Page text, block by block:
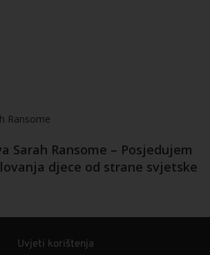
Sarah Ransome – Posjedujem
djece od strane svjetske
Uvjeti korištenja